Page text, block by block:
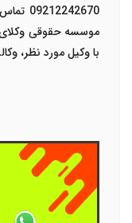
09212242670
موسسه حقوقی وکلای
با وکیل مورد نظر،